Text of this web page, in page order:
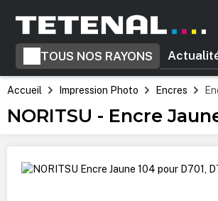
Passer à la navigation
TOUS NOS RAYONS
Accueil Impression Photo Encres
NORITSU - Encre
Ignorer la galerie d'images